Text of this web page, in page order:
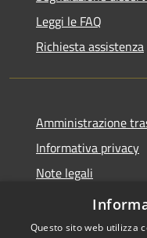
Leggi le FAQ
Richiesta assistenza
Amministrazione
Informativa privacy
Note legali
Dichiarazione di
Questo sito web utilizza